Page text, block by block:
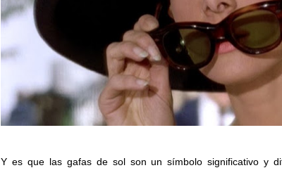
Y es que las gafas de sol son un símbolo significativo y